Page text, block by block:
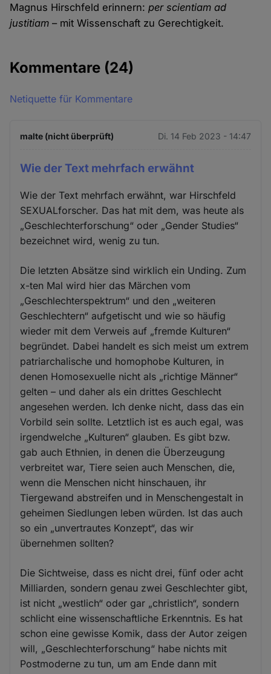
Magnus Hirschfeld erinnern:per scientiam ad
justitiam – mit Wissenschaft zu Gerechtigkeit.
Kommentare (24)
Netiquette für Kommentare
malte (nicht überprüft) Di. 14 Feb 2023 - 14:47
Wie der Text mehrfach erwähnt
Wie der Text mehrfach erwähnt, war Hirschfeld
SEXUALforscher. Das hat mit dem, was heute als
„Geschlechterforschung“ oder „Gender Studies“
bezeichnet wird, wenig zu tun.
Die letzten Absätze sind wirklich ein Unding. Zum
x-ten Mal wird hier das Märchen vom
„Geschlechterspektrum“ und den „weiteren
Geschlechtern“ aufgetischt und wie so häufig
wieder mit dem Verweis auf „fremde Kulturen“
begründet. Dabei handelt es sich meist um extrem
patriarchalische und homophobe Kulturen, in
denen Homosexuelle nicht als „richtige Männer“
gelten – und daher als ein drittes Geschlecht
angesehen werden. Ich denke nicht, dass das ein
Vorbild sein sollte. Letztlich ist es auch egal, was
irgendwelche „Kulturen“ glauben. Es gibt bzw.
gab auch Ethnien, in denen die Überzeugung
verbreitet war, Tiere seien auch Menschen, die,
wenn die Menschen nicht hinschauen, ihr
Tiergewand abstreifen und in Menschengestalt in
geheimen Siedlungen leben würden. Ist das auch
so ein „unvertrautes Konzept“, das wir
übernehmen sollten?
Die Sichtweise, dass es nicht drei, fünf oder acht
Milliarden, sondern genau zwei Geschlechter gibt,
ist nicht „westlich“ oder gar „christlich“, sondern
schlicht eine wissenschaftliche Erkenntnis. Es hat
schon eine gewisse Komik, dass der Autor zeigen
will, „Geschlechterforschung“ habe nichts mit
Postmoderne zu tun, um am Ende dann mit